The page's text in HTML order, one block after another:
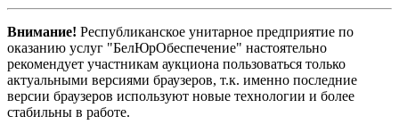
Внимание! Республиканское унитарное предприятие по
оказанию услуг "БелЮрОбеспечение" настоятельно
рекомендует участникам аукциона пользоваться только
актуальными версиями браузеров, т.к. именно последние
версии браузеров используют новые технологии и более
стабильны в работе.